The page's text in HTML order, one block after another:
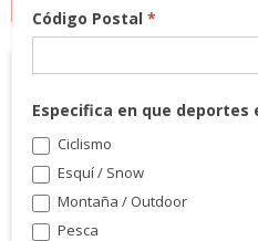
Código Postal*
Especifica en que
Ciclismo
Esquí / Snow
Montaña / Outdoor
Pesca